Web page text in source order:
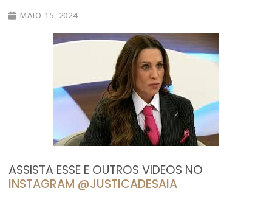
MAIO 15, 2024
ASSISTA ESSE E OUTROS VIDEOS NO
INSTAGRAM @JUSTICADESAIA